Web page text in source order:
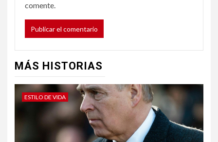
comente.
MÁS HISTORIAS
ESTILO DE VIDA